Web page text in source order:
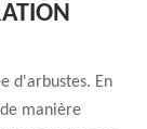
d'arbustes. En
manière